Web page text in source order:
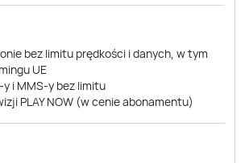
bez limitu prędkości i danych, w tym
UE
y i MMS-y bez limitu
PLAY NOW (w cenie abonamentu)